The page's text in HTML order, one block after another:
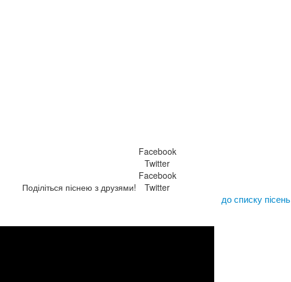
Поділіться піснею з друзями!
Facebook
Twitter
Facebook
Twitter
до списку пісень